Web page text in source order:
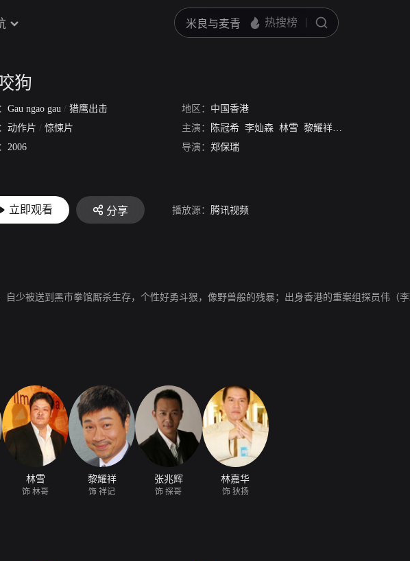
狗
Gau ngao gau / 猎鹰出击 地区： 中国香港
动作片 / 惊悚片 主演： 陈冠希 李灿森 林雪 黎耀祥 张兆辉
2006 导演： 郑保瑞
立即观看 分享 播放源： 腾讯视频
自少被送到黑市拳馆厮杀生存，个性好勇斗狠，像野兽般的残暴；出身香港的重案组探员伟（
林雪
饰 林哥
黎耀祥
饰 祥记
张兆辉
饰 探哥
林嘉华
饰 狄扬